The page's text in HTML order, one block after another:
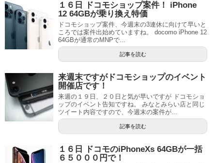
１６日 ドコモショップ案件！ iPhone
12 64GBが乗り換え特価
ドコモショップ案件、今週末の3連休に向けて早いと
ころでは案件出始めていますね。 docomo iPhone 12
64GBが通常のMNPで...
記事を読む
来週末ですがドコモショップのイベント
開催店です！
来週の１９日、２０日と気が早いですが ドコモショ
ップのイベント告知ですね。 みなとみらい店と同じ
ツイート内容ですので、今週末の案件が...
記事を読む
１６日 ドコモのiPhoneXs 64GBが一括
６５０００円で！